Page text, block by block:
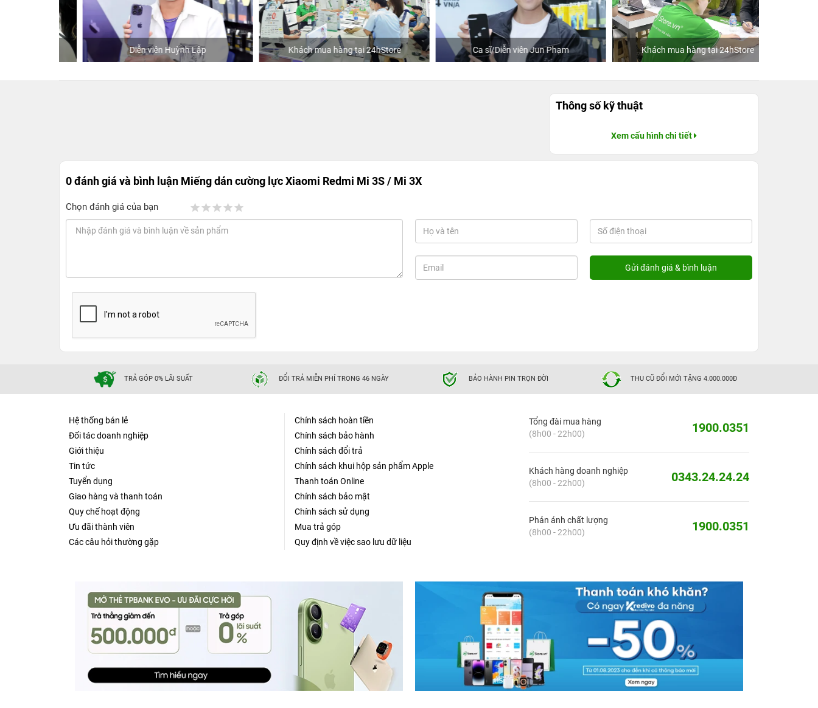
Diễn viên Huỳnh Lập Khách mua hàng tại 24hStore Ca sĩ/Diễn viên Jun Phạm Khách mua hàng tại 24hStore
Thông số kỹ thuật
Xem cấu hình chi tiết
0 đánh giá và bình luận Miếng dán cường lực Xiaomi Redmi Mi 3S / Mi 3X
Chọn đánh giá của bạn
TRẢ GÓP 0% LÃI SUẤT ĐỔI TRẢ MIỄN PHÍ TRONG 46 NGÀY BẢO HÀNH PIN TRỌN ĐỜI THU CŨ ĐỔI MỚI TẶNG 4.000.000Đ
Hệ thống bán lẻ
Đối tác doanh nghiệp
Giới thiệu
Tin tức
Tuyển dụng
Giao hàng và thanh toán
Quy chế hoạt động
Ưu đãi thành viên
Các câu hỏi thường gặp
Chính sách hoàn tiền
Chính sách bảo hành
Chính sách đổi trả
Chính sách khui hộp sản phẩm Apple
Thanh toán Online
Chính sách bảo mật
Chính sách sử dụng
Mua trả góp
Quy định về việc sao lưu dữ liệu
Tổng đài mua hàng
(8h00 - 22h00)
1900.0351
Khách hàng doanh nghiệp
(8h00 - 22h00)
0343.24.24.24
Phản ánh chất lượng
(8h00 - 22h00)
1900.0351